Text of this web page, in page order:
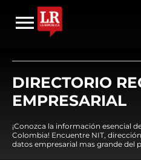
DIRECTORIO
EMPRESARIAL
¡Conozca la información esencial
Colombia! Encuentre NIT,
datos empresarial mas grande del